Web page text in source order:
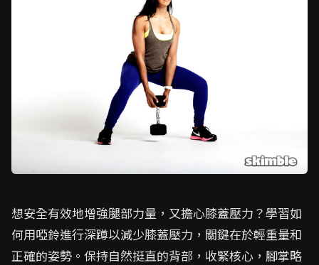
想安全有效地增強腿部力量，又擔心膝蓋壓力？學習如
何用啞鈴進行深蹲以減少膝蓋壓力，關鍵在於輕重量和
正確的姿勢。保持自然挺直的背部，收緊核心，腳掌略